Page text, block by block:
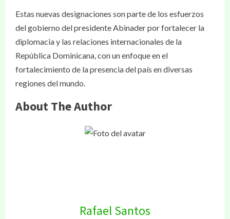
Estas nuevas designaciones son parte de los esfuerzos
del gobierno del presidente Abinader por fortalecer la
diplomacia y las relaciones internacionales de la
República Dominicana, con un enfoque en el
fortalecimiento de la presencia del país en diversas
regiones del mundo.
About The Author
Rafael Santos